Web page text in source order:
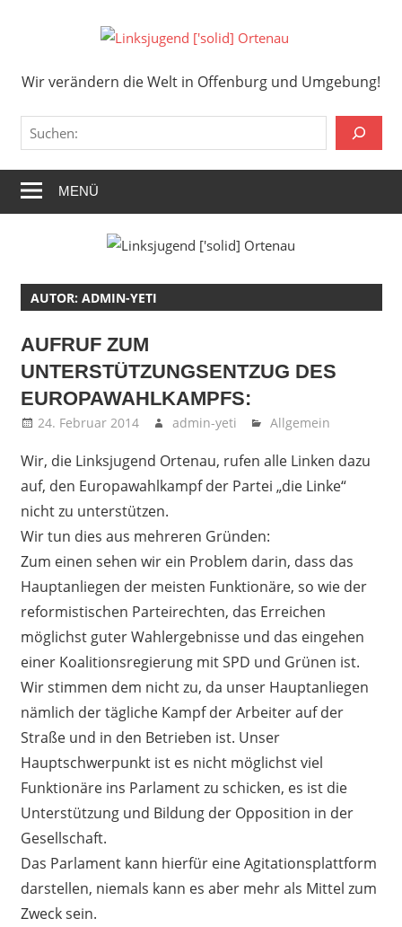
Wir verändern die Welt in Offenburg und Umgebung!
MENÜ
AUTOR: ADMIN-YETI
AUFRUF ZUM
UNTERSTÜTZUNGSENTZUG DES
EUROPAWAHLKAMPFS:
24. Februar 2014 admin-yeti Allgemein
Wir, die Linksjugend Ortenau, rufen alle Linken dazu
auf, den Europawahlkampf der Partei „die Linke“
nicht zu unterstützen.
Wir tun dies aus mehreren Gründen:
Zum einen sehen wir ein Problem darin, dass das
Hauptanliegen der meisten Funktionäre, so wie der
reformistischen Parteirechten, das Erreichen
möglichst guter Wahlergebnisse und das eingehen
einer Koalitionsregierung mit SPD und Grünen ist.
Wir stimmen dem nicht zu, da unser Hauptanliegen
nämlich der tägliche Kampf der Arbeiter auf der
Straße und in den Betrieben ist. Unser
Hauptschwerpunkt ist es nicht möglichst viel
Funktionäre ins Parlament zu schicken, es ist die
Unterstützung und Bildung der Opposition in der
Gesellschaft.
Das Parlament kann hierfür eine Agitationsplattform
darstellen, niemals kann es aber mehr als Mittel zum
Zweck sein.